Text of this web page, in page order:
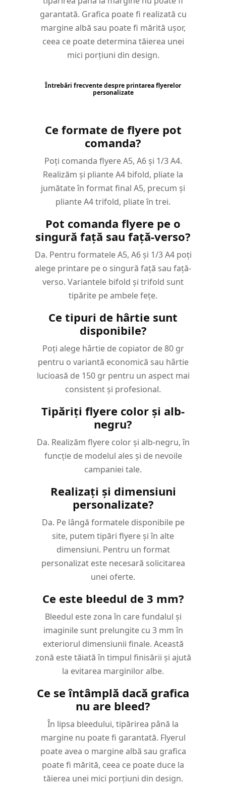
garantată. Grafica poate fi realizată cu
margine albă sau poate fi mărită ușor,
ceea ce poate determina tăierea unei
mici porțiuni din design.
Întrebări frecvente despre printarea flyerelor
personalizate
Ce formate de flyere pot
comanda?
Poți comanda flyere A5, A6 și 1/3 A4.
Realizăm și pliante A4 bifold, pliate la
jumătate în format final A5, precum și
pliante A4 trifold, pliate în trei.
Pot comanda flyere pe o
singură față sau față-verso?
Da. Pentru formatele A5, A6 și 1/3 A4 poți
alege printare pe o singură față sau față-
verso. Variantele bifold și trifold sunt
tipărite pe ambele fețe.
Ce tipuri de hârtie sunt
disponibile?
Poți alege hârtie de copiator de 80 gr
pentru o variantă economică sau hârtie
lucioasă de 150 gr pentru un aspect mai
consistent și profesional.
Tipăriți flyere color și alb-
negru?
Da. Realizăm flyere color și alb-negru, în
funcție de modelul ales și de nevoile
campaniei tale.
Realizați și dimensiuni
personalizate?
Da. Pe lângă formatele disponibile pe
site, putem tipări flyere și în alte
dimensiuni. Pentru un format
personalizat este necesară solicitarea
unei oferte.
Ce este bleedul de 3 mm?
Bleedul este zona în care fundalul și
imaginile sunt prelungite cu 3 mm în
exteriorul dimensiunii finale. Această
zonă este tăiată în timpul finisării și ajută
la evitarea marginilor albe.
Ce se întâmplă dacă grafica
nu are bleed?
În lipsa bleedului, tipărirea până la
margine nu poate fi garantată. Flyerul
poate avea o margine albă sau grafica
poate fi mărită, ceea ce poate duce la
tăierea unei mici porțiuni din design.